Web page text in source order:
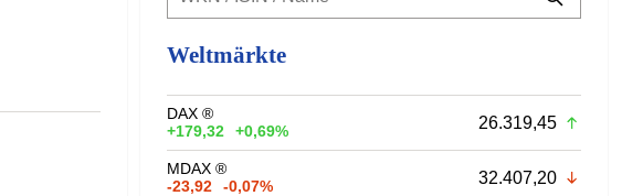
Weltmärkte
DAX ®
+179,32
+0,69% 26.319,45
MDAX ®
-23,92
-0,07% 32.407,20